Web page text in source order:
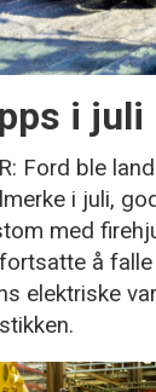
i juli
Ford ble
i juli,
med
å
elektriske